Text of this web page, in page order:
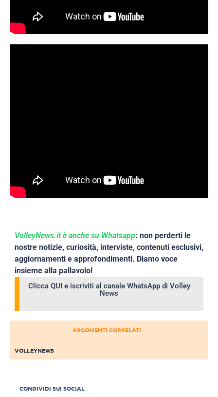
VolleyNews.it è anche su Whatsapp: non perderti le
nostre notizie, curiosità, interviste, contenuti esclusivi,
aggiornamenti e approfondimenti. Diamo voce
insieme alla pallavolo!
Clicca QUI e iscriviti al canale WhatsApp di Volley
News
ARGOMENTI CORRELATI
VOLLEYNEWS
CONDIVIDI SUI SOCIAL